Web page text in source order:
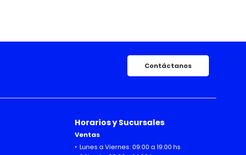
Contáctanos
Horarios y Sucursales
Ventas
Lunes a Viernes: 09:00 a 19:00 hs